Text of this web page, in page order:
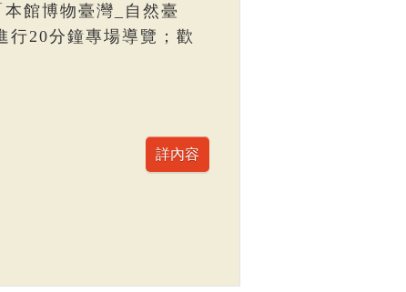
館博物臺灣_自然臺
行20分鐘專場導覽；歡